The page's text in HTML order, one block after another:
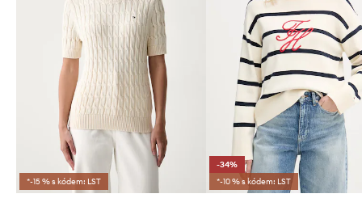
*-15 % s kódem: LST
-34%
*-10 % s kódem: LST